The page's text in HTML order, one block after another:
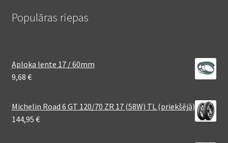
Populāras riepas
Aploka lente 17 / 60mm
9,68 €
Michelin Road 6 GT 120/70 ZR 17 (58W) TL (priekšējā)
144,95 €